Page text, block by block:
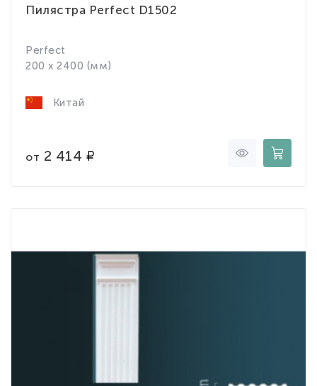
Пилястра Perfect D1502
Perfect
200 x 2400 (мм)
Китай
от 2 414